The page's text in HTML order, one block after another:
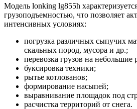
Модель lonking lg855h
грузоподъемностью, что позволяет
интенсивных условиях:
погрузка различных сыпучих
скальных пород, мусора и др.;
перевозка грузов на небольшие
буксировка техники;
рытье котлованов;
формирование насыпей;
выравнивание площадок под
расчистка территорий от снега.